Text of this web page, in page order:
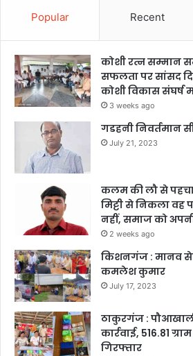
Popular Recent
कोशी रत्न सम्मान
सफलता पर सांसद
कोशी विकास संघर्ष
3 weeks ago
गडहनी निवर्तमान
July 21, 2023
कलम की लौ से
मिट्टी से निकला वह
नहीं, समाज को
2 weeks ago
किशनगंज : मानव
कमलेश कुमार
July 17, 2023
ठाकुरगंज :
कार्रवाई, 516.81
गिरफ्तार